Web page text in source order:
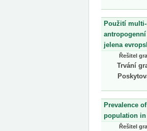
Použití
jelena
Řešitel
Trvání
Prevalence
population
Řešitel